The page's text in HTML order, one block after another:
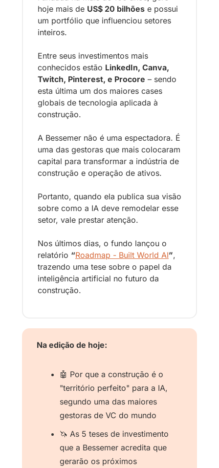
hoje mais de US$ 20 bilhões e possui
um portfólio que influenciou setores
inteiros.
Entre seus investimentos mais
conhecidos estão LinkedIn, Canva,
Twitch, Pinterest, e Procore – sendo
esta última um dos maiores cases
globais de tecnologia aplicada à
construção.
A Bessemer não é uma espectadora. É
uma das gestoras que mais colocaram
capital para transformar a indústria de
construção e operação de ativos.
Portanto, quando ela publica sua visão
sobre como a IA deve remodelar esse
setor, vale prestar atenção.
Nos últimos dias, o fundo lançou o
relatório “Roadmap - Built World AI”,
trazendo uma tese sobre o papel da
inteligência artificial no futuro da
construção.
Na edição de hoje:
🤖 Por que a construção é o
"território perfeito" para a IA,
segundo uma das maiores
gestoras de VC do mundo
🦄 As 5 teses de investimento
que a Bessemer acredita que
gerarão os próximos